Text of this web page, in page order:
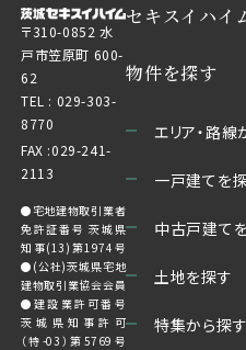
〒310-0852 水
戸市笠原町 600-
62
TEL : 029-303-
8770
FAX :029-241-
2113
●宅地建物取引業者
免許証番号 茨城県
知事(13)第1974号
●(公社)茨城県宅地
建物取引業協会会員
●建設業許可番号
茨城県知事許可
（特-03）第5769号
セキスイハイ
物件を探す
エリア・路線
一戸建てを
中古戸建て
土地を探す
特集から探す